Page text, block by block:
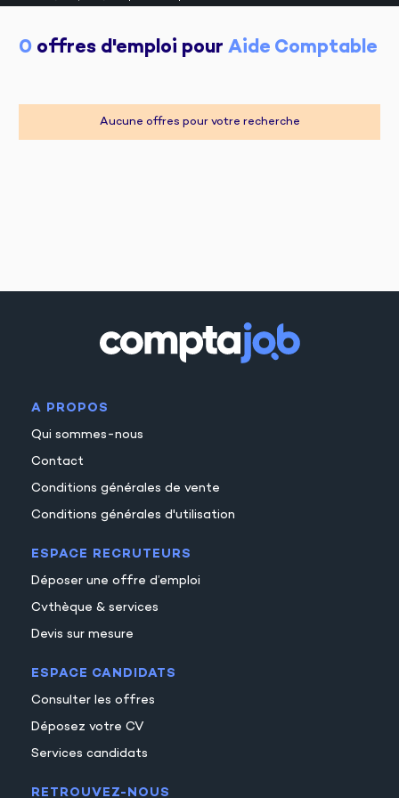
0 offres d'emploi pour Aide Comptable
Aucune offres pour votre recherche
A PROPOS
Qui sommes-nous
Contact
Conditions générales de vente
Conditions générales d'utilisation
ESPACE RECRUTEURS
Déposer une offre d’emploi
Cvthèque & services
Devis sur mesure
ESPACE CANDIDATS
Consulter les offres
Déposez votre CV
Services candidats
RETROUVEZ-NOUS